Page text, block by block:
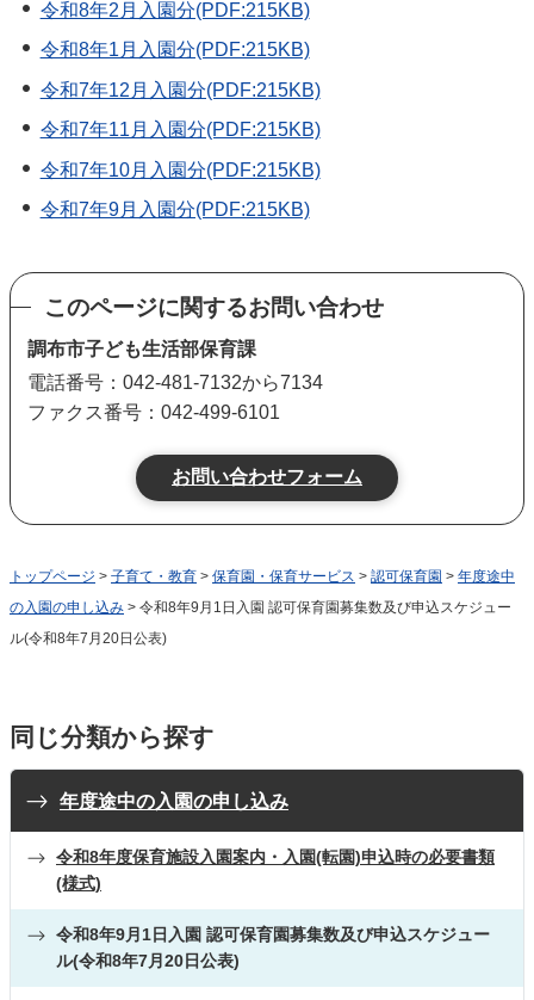
令和8年2月入園分(PDF:215KB)
令和8年1月入園分(PDF:215KB)
令和7年12月入園分(PDF:215KB)
令和7年11月入園分(PDF:215KB)
令和7年10月入園分(PDF:215KB)
令和7年9月入園分(PDF:215KB)
このページに関するお問い合わせ
調布市子ども生活部保育課
電話番号：042-481-7132から7134
ファクス番号：042-499-6101
トップページ > 子育て・教育 > 保育園・保育サービス > 認可保育園 > 年度途中
の入園の申し込み > 令和8年9月1日入園 認可保育園募集数及び申込スケジュー
ル(令和8年7月20日公表)
同じ分類から探す
年度途中の入園の申し込み
令和8年度保育施設入園案内・入園(転園)申込時の必要書類
(様式)
令和8年9月1日入園 認可保育園募集数及び申込スケジュー
ル(令和8年7月20日公表)